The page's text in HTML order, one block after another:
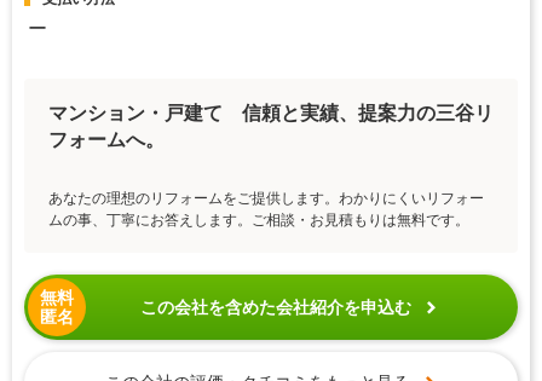
ー
マンション・戸建て 信頼と実績、提案力の三谷リ
フォームへ。
あなたの理想のリフォームをご提供します。わかりにくいリフォー
ムの事、丁寧にお答えします。ご相談・お見積もりは無料です。
無料
匿名
この会社を含めた会社紹介を申込む